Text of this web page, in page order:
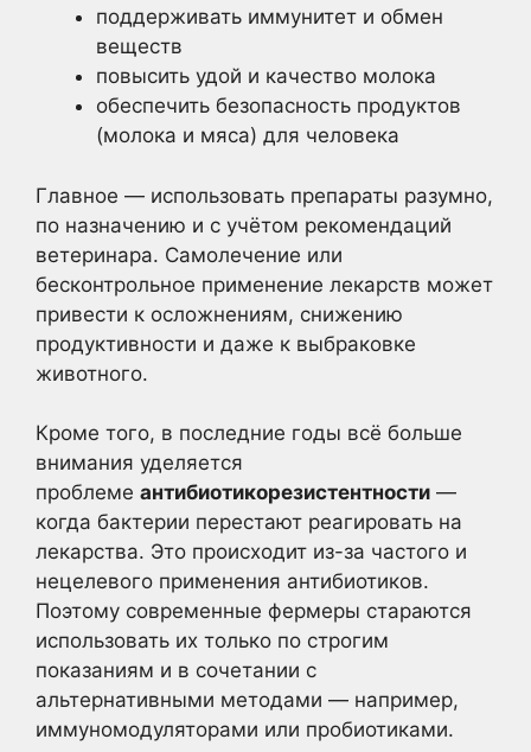
поддерживать иммунитет и обмен
веществ
повысить удой и качество молока
обеспечить безопасность продуктов
(молока и мяса) для человека
Главное — использовать препараты разумно,
по назначению и с учётом рекомендаций
ветеринара. Самолечение или
бесконтрольное применение лекарств может
привести к осложнениям, снижению
продуктивности и даже к выбраковке
животного.
Кроме того, в последние годы всё больше
внимания уделяется
проблеме антибиотикорезистентности —
когда бактерии перестают реагировать на
лекарства. Это происходит из-за частого и
нецелевого применения антибиотиков.
Поэтому современные фермеры стараются
использовать их только по строгим
показаниям и в сочетании с
альтернативными методами — например,
иммуномодуляторами или пробиотиками.